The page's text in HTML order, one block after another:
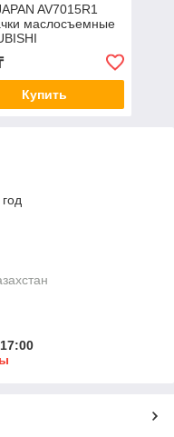
AV7015R1
маслосъемные
Купить